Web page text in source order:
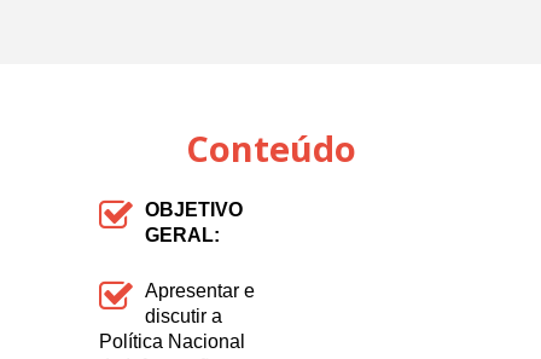
Conteúdo
OBJETIVO
GERAL:
Apresentar e
discutir a
Política Nacional